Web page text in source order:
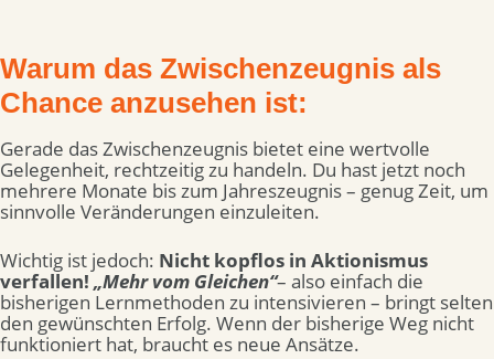
Warum das Zwischenzeugnis als
Chance anzusehen ist:
Gerade das Zwischenzeugnis bietet eine wertvolle
Gelegenheit, rechtzeitig zu handeln. Du hast jetzt noch
mehrere Monate bis zum Jahreszeugnis – genug Zeit, um
sinnvolle Veränderungen einzuleiten.
Wichtig ist jedoch: Nicht kopflos in Aktionismus
verfallen! „Mehr vom Gleichen“– also einfach die
bisherigen Lernmethoden zu intensivieren – bringt selten
den gewünschten Erfolg. Wenn der bisherige Weg nicht
funktioniert hat, braucht es neue Ansätze.